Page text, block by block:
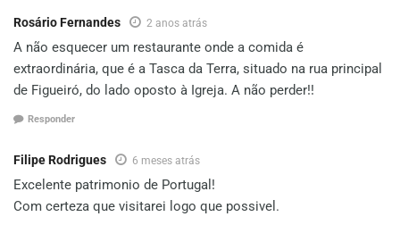
Rosário Fernandes 2 anos atrás
A não esquecer um restaurante onde a comida é
extraordinária, que é a Tasca da Terra, situado na rua principal
de Figueiró, do lado oposto à Igreja. A não perder!!
Responder
Filipe Rodrigues 6 meses atrás
Excelente patrimonio de Portugal!
Com certeza que visitarei logo que possivel.